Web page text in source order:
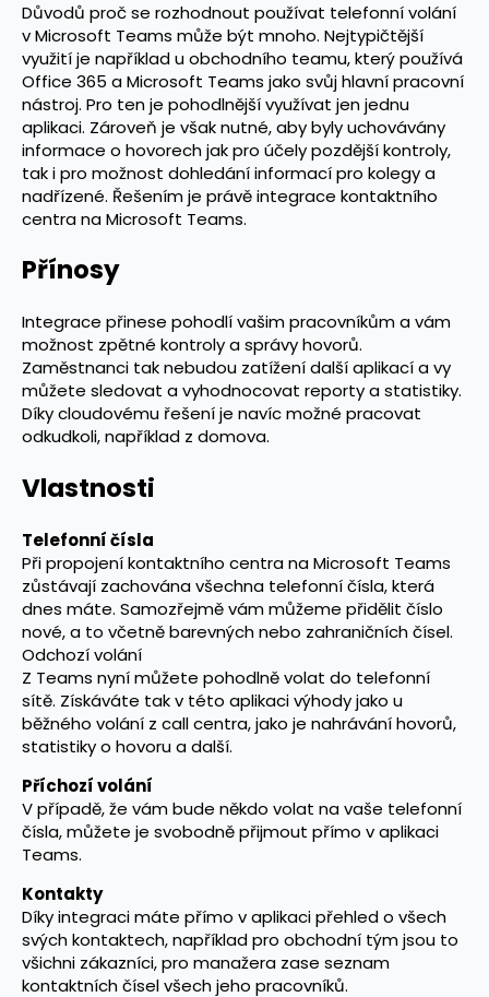
Důvodů proč se rozhodnout používat telefonní volání
v Microsoft Teams může být mnoho. Nejtypičtější
využití je například u obchodního teamu, který používá
Office 365 a Microsoft Teams jako svůj hlavní pracovní
nástroj. Pro ten je pohodlnější využívat jen jednu
aplikaci. Zároveň je však nutné, aby byly uchovávány
informace o hovorech jak pro účely pozdější kontroly,
tak i pro možnost dohledání informací pro kolegy a
nadřízené. Řešením je právě integrace kontaktního
centra na Microsoft Teams.
Přínosy
Integrace přinese pohodlí vašim pracovníkům a vám
možnost zpětné kontroly a správy hovorů.
Zaměstnanci tak nebudou zatížení další aplikací a vy
můžete sledovat a vyhodnocovat reporty a statistiky.
Díky cloudovému řešení je navíc možné pracovat
odkudkoli, například z domova.
Vlastnosti
Telefonní čísla
Při propojení kontaktního centra na Microsoft Teams
zůstávají zachována všechna telefonní čísla, která
dnes máte. Samozřejmě vám můžeme přidělit číslo
nové, a to včetně barevných nebo zahraničních čísel.
Odchozí volání
Z Teams nyní můžete pohodlně volat do telefonní
sítě. Získáváte tak v této aplikaci výhody jako u
běžného volání z call centra, jako je nahrávání hovorů,
statistiky o hovoru a další.
Příchozí volání
V případě, že vám bude někdo volat na vaše telefonní
čísla, můžete je svobodně přijmout přímo v aplikaci
Teams.
Kontakty
Díky integraci máte přímo v aplikaci přehled o všech
svých kontaktech, například pro obchodní tým jsou to
všichni zákazníci, pro manažera zase seznam
kontaktních čísel všech jeho pracovníků.